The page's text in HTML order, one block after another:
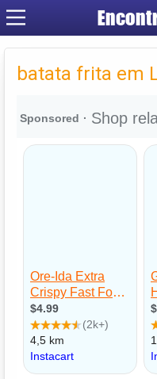
batata frita em